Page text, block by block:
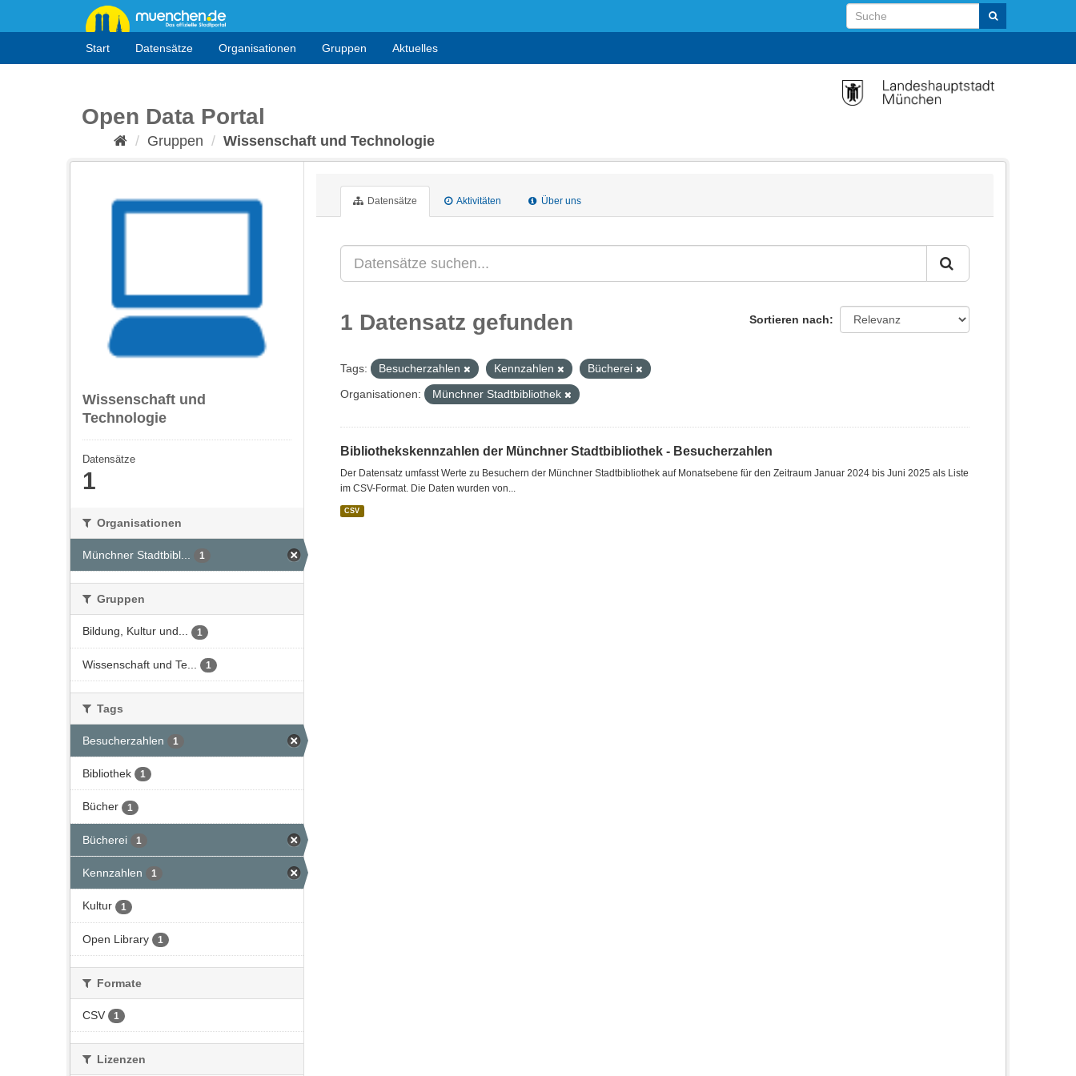
Start Datensätze Organisationen Gruppen Aktuelles
Open Data Portal
Gruppen Wissenschaft und Technologie
Wissenschaft und
Technologie
Datensätze
1
Organisationen
Münchner Stadtbibl... 1
Gruppen
Bildung, Kultur und... 1
Wissenschaft und Te... 1
Tags
Besucherzahlen 1
Bibliothek 1
Bücher 1
Bücherei 1
Kennzahlen 1
Kultur 1
Open Library 1
Formate
CSV 1
Lizenzen
Datensätze Aktivitäten Über uns
Sortieren nach
1 Datensatz gefunden
Tags: Besucherzahlen Kennzahlen
Bücherei
Organisationen:
Münchner Stadtbibliothek
Bibliothekskennzahlen der Münchner Stadtbibliothek - Besucherzahlen
Der Datensatz umfasst Werte zu Besuchern der Münchner Stadtbibliothek auf Monatsebene für den Zeitraum Januar 2024 bis Juni 2025 als Liste
im CSV-Format. Die Daten wurden von...
CSV